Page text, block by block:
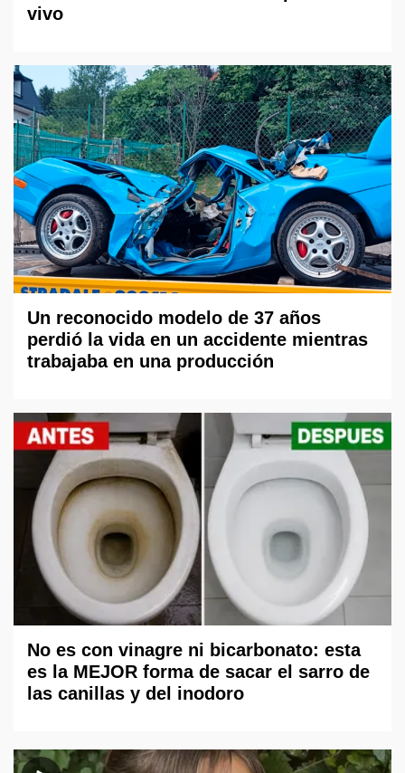
vivo
Un reconocido modelo de 37 años
perdió la vida en un accidente mientras
trabajaba en una producción
No es con vinagre ni bicarbonato: esta
es la MEJOR forma de sacar el sarro de
las canillas y del inodoro